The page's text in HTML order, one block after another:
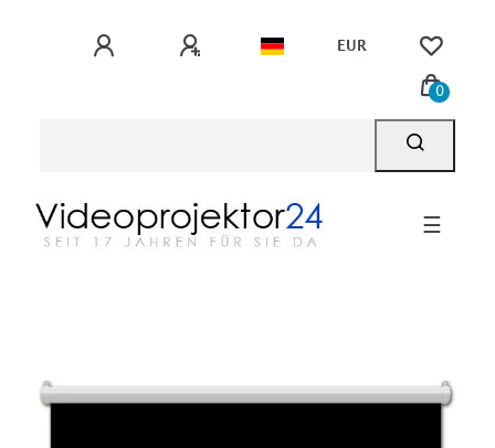
EUR
0
☰